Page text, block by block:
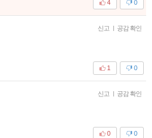
0
4
신고 | 공감 확인
0
1
신고 | 공감 확인
0
0